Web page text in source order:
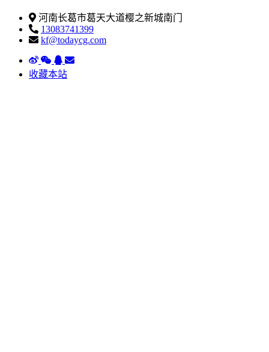
河南长葛市葛天大道樱之新城南门
13083741399
kf@todaycg.com
收藏本站